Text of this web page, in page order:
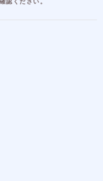
認ください。